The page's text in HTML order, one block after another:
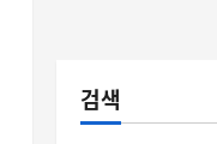
검색